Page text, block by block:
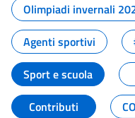
Olimpiadi invernali
Agenti sportivi
Sport e scuola
Contributi